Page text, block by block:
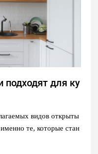
для ку
видов открыты
те, которые стан